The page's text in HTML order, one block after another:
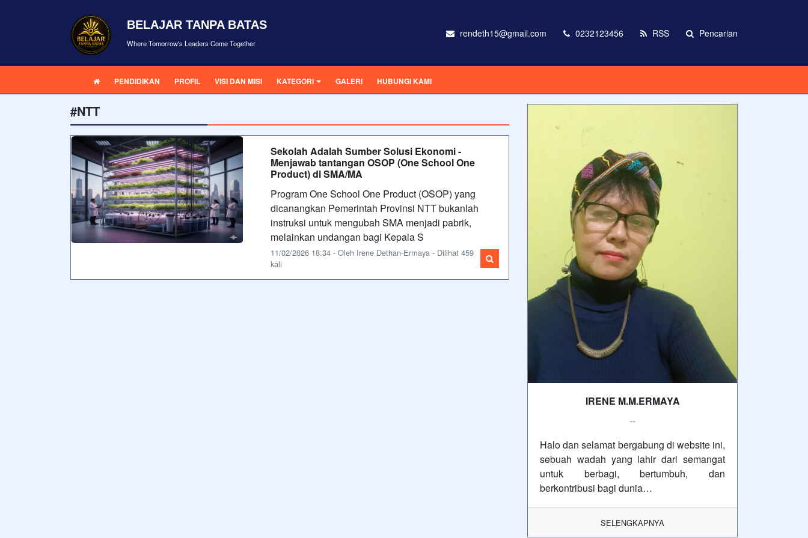
BELAJAR TANPA BATAS
Where Tomorrow's Leaders Come Together
rendeth15@gmail.com 0232123456 RSS Pencarian
PENDIDIKAN PROFIL VISI DAN MISI KATEGORI GALERI HUBUNGI KAMI
#NTT
Sekolah Adalah Sumber Solusi Ekonomi -
Menjawab tantangan OSOP (One School One
Product) di SMA/MA
Program One School One Product (OSOP) yang
dicanangkan Pemerintah Provinsi NTT bukanlah
instruksi untuk mengubah SMA menjadi pabrik,
melainkan undangan bagi Kepala S
11/02/2026 18:34 - Oleh Irene Dethan-Ermaya - Dilihat 459
kali
IRENE M.M.ERMAYA
--
Halo dan selamat bergabung di website ini,
sebuah wadah yang lahir dari semangat
untuk berbagi, bertumbuh, dan
berkontribusi bagi dunia…
SELENGKAPNYA